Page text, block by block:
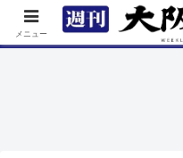
TOP 特集 ニュース
メニュー